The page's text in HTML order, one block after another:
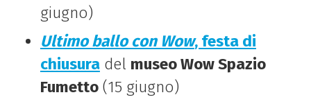
giugno)
Ultimo ballo con Wow, festa di
chiusuradel museo Wow Spazio
Fumetto(15 giugno)